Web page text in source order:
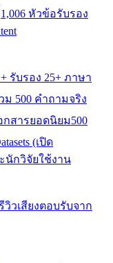
1,006 หัวข้อรับรอง
รับรอง 25+ ภาษา
ม 500 คำถามจริง
กสารยอดนิยม500
(เปิด
นักวิจัยใช้งาน
วิวเสียงตอบรับจาก